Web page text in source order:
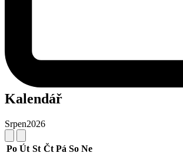
Kalendář
Srpen2026
Po Út St Čt Pá So Ne